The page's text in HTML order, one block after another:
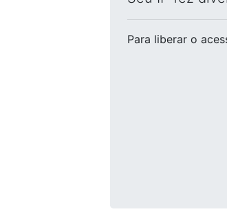
Para liberar o